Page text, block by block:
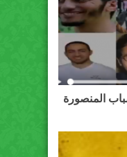
المنصورة